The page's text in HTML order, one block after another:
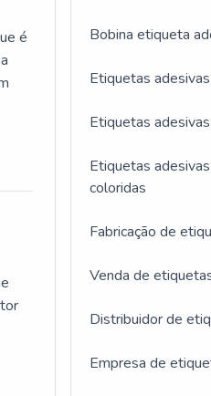
é
as
Bobina etiqueta
Etiquetas
Etiquetas
Etiquetas
coloridas
Fabricação de
Venda de
Distribuidor de
Empresa de